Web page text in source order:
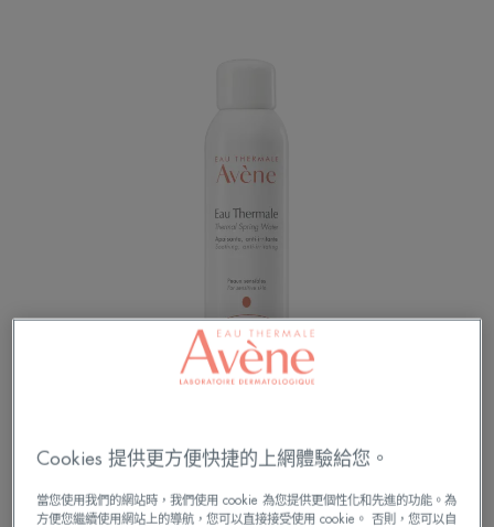
改善膚質的水
Cookies 提供更方便快捷的上網體驗給您。
當您使用我們的網站時，我們使用 cookie 為您提供更個性化和先進的功能。為
方便您繼續使用網站上的導航，您可以直接接受使用 cookie。 否則，您可以自